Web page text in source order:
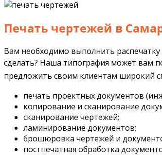
Печать чертежей в
Вам необходимо выполнить
сделать? Наша типография может вам
предложить своим клиентам широкий
печать проектных документов
копирование и сканирование
сканирование чертежей;
ламинирование документов;
брошюровка чертежей и
постпечатная обработка